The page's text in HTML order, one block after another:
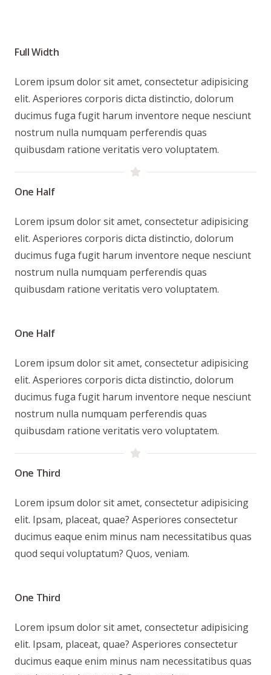
Full Width
Lorem ipsum dolor sit amet, consectetur adipisicing
elit. Asperiores corporis dicta distinctio, dolorum
ducimus fuga fugit harum inventore neque nesciunt
nostrum nulla numquam perferendis quas
quibusdam ratione veritatis vero voluptatem.
One Half
Lorem ipsum dolor sit amet, consectetur adipisicing
elit. Asperiores corporis dicta distinctio, dolorum
ducimus fuga fugit harum inventore neque nesciunt
nostrum nulla numquam perferendis quas
quibusdam ratione veritatis vero voluptatem.
One Half
Lorem ipsum dolor sit amet, consectetur adipisicing
elit. Asperiores corporis dicta distinctio, dolorum
ducimus fuga fugit harum inventore neque nesciunt
nostrum nulla numquam perferendis quas
quibusdam ratione veritatis vero voluptatem.
One Third
Lorem ipsum dolor sit amet, consectetur adipisicing
elit. Ipsam, placeat, quae? Asperiores consectetur
ducimus eaque enim minus nam necessitatibus quas
quod sequi voluptatum? Quos, veniam.
One Third
Lorem ipsum dolor sit amet, consectetur adipisicing
elit. Ipsam, placeat, quae? Asperiores consectetur
ducimus eaque enim minus nam necessitatibus quas